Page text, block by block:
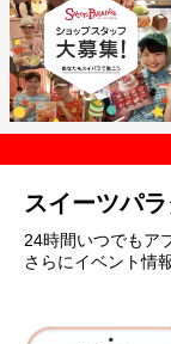
スイーツパ
24時間いつでもア
さらにイベント情